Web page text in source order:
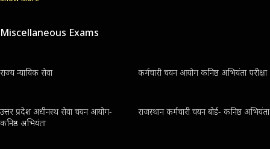
Miscellaneous Exams
राज्य न्यायिक सेवा कर्मचारी चयन आयोग कनिष्ठ अभियंता परीक्षा
उत्तर प्रदेश अधीनस्थ सेवा चयन आयोग-
कनिष्ठ अभियंता
राजस्थान कर्मचारी चयन बोर्ड- कनिष्ठ अभियंता